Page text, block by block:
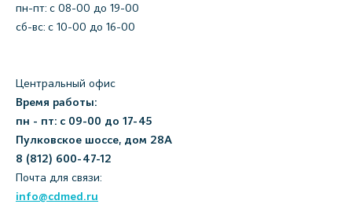
пн-пт: c 08-00 до 19-00
сб-вс: с 10-00 до 16-00
Центральный офис
Время работы:
пн - пт: с 09-00 до 17-45
Пулковское шоссе, дом 28А
8 (812) 600-47-12
Почта для связи:
info@cdmed.ru